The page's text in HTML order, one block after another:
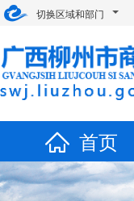
切换区域和部门
首页